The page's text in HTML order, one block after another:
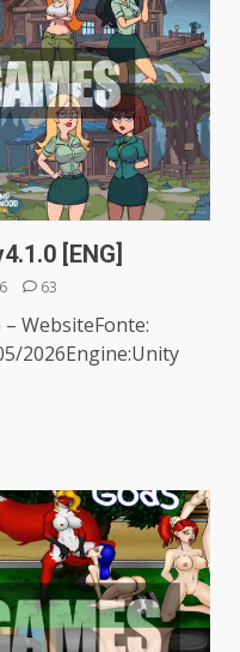
[ENG]
63
WebsiteFonte:
2026Engine:Unity